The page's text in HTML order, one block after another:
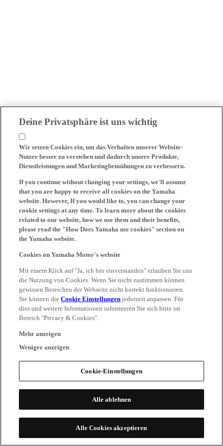
Deine Privatsphäre ist uns wichtig
Wir setzen Cookies ein, um das Verhalten unserer Website-
Nutzer besser zu verstehen und dadurch unsere Produkte,
Dienstleistungen und Marketingbemühungen zu verbessern.
If you continue without changing your settings, we'll assume
that you are happy to receive all cookies on the Yamaha
website. However, If you would like to, you can change your
cookie settings at any time. To learn more about the cookies
related to our website, how we use them and their benefits,
please read the "How Does Yamaha use cookies" section on
the Yamaha website.
Cookies on Yamaha Motor's website
Mit einem Klick auf "Ja, ich bin einverstanden" erlauben Sie uns
die Nutzung von Cookies. Wenn Sie nicht zustimmen können
gewissen Bereichen der Webseite nicht korrekt funktionieren.
Sie können dieCookie Einstellungen jederzeit anpassen. Für
dies und weitere Informationen informieren Sie sich bitte im
Bereich "Privacy & Cookies".
Mehr anzeigen
Weniger anzeigen
Cookie-Einstellungen
Alle ablehnen
Alle Cookies akzeptieren